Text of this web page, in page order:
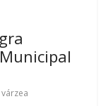
várzea